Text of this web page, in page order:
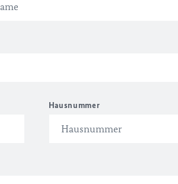
Hausnummer